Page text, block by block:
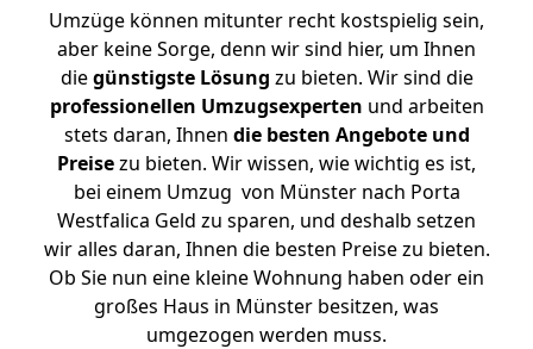
Umzüge können mitunter recht kostspielig sein,
aber keine Sorge, denn wir sind hier, um Ihnen
diegünstigste Lösung zu bieten. Wir sind die
professionellen Umzugsexperten und arbeiten
stets daran, Ihnen die besten Angebote und
Preisezu bieten. Wir wissen, wie wichtig es ist,
bei einem Umzug von Münster nach Porta
Westfalica Geld zu sparen, und deshalb setzen
wir alles daran, Ihnen die besten Preise zu bieten.
Ob Sie nun eine kleine Wohnung haben oder ein
großes Haus in Münster besitzen, was
umgezogen werden muss.